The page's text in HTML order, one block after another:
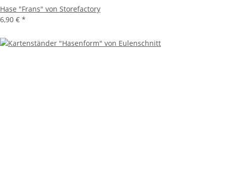
Hase "Frans" von Storefactory
6,90 € *